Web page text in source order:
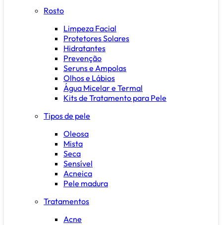
Rosto
Limpeza Facial
Protetores Solares
Hidratantes
Prevenção
Seruns e Ampolas
Olhos e Lábios
Água Micelar e Termal
Kits de Tratamento para Pele
Tipos de pele
Oleosa
Mista
Seca
Sensível
Acneica
Pele madura
Tratamentos
Acne